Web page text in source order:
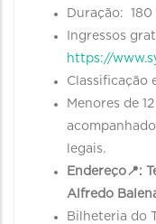
Duração:
Ingressos
https://
Classificação
Menores de
legais.
Endereço📍:
Alfredo
Bilheteria do